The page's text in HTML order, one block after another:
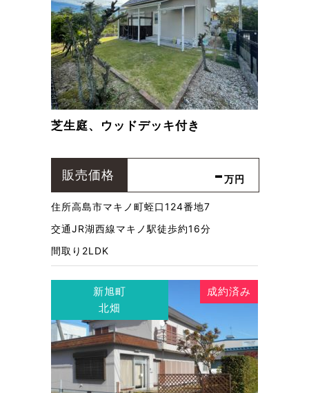
芝生庭、ウッドデッキ付き
販売価格 -万円
住所高島市マキノ町蛭口124番地7
交通JR湖西線マキノ駅徒歩約16分
間取り 2LDK
新旭町
北畑
成約済み